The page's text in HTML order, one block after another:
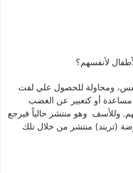
لأنفسهم؟
ومحاولة للحصول علي لفت
مساعدة أو كتعبير عن الغضب
وللأسف وهو منتشر حالياً فيرجع
(تريند) منتشر من خلال تلك